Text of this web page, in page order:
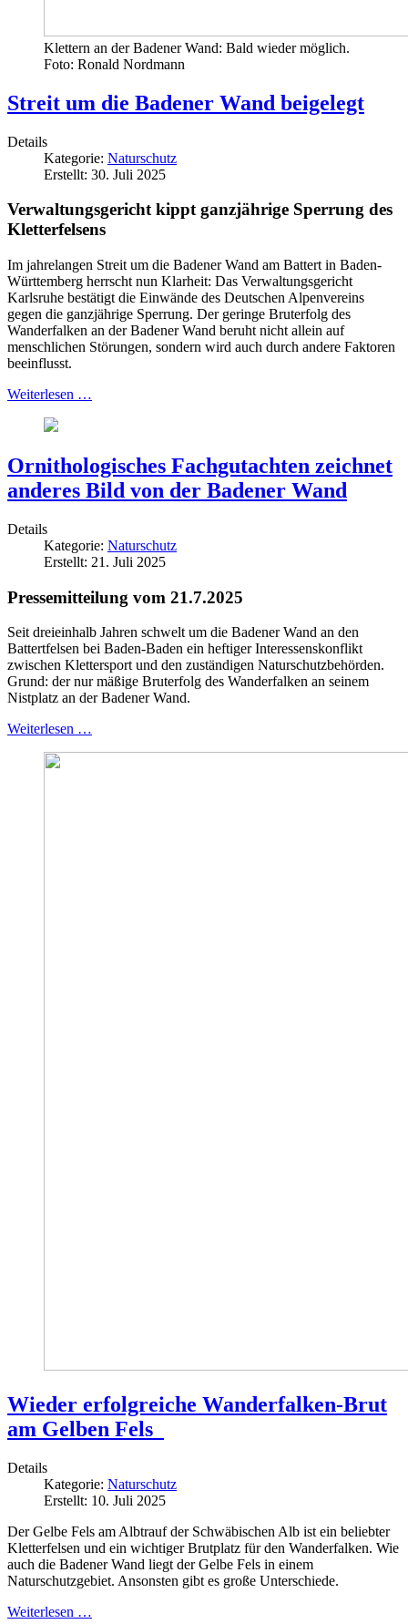
Klettern an der Badener Wand: Bald wieder möglich.
Foto: Ronald Nordmann
Streit um die Badener Wand beigelegt
Details
Kategorie: Naturschutz
Erstellt: 30. Juli 2025
Verwaltungsgericht kippt ganzjährige Sperrung des
Kletterfelsens
Im jahrelangen Streit um die Badener Wand am Battert in Baden-
Württemberg herrscht nun Klarheit: Das Verwaltungsgericht
Karlsruhe bestätigt die Einwände des Deutschen Alpenvereins
gegen die ganzjährige Sperrung. Der geringe Bruterfolg des
Wanderfalken an der Badener Wand beruht nicht allein auf
menschlichen Störungen, sondern wird auch durch andere Faktoren
beeinflusst.
Weiterlesen …
Ornithologisches Fachgutachten zeichnet
anderes Bild von der Badener Wand
Details
Kategorie: Naturschutz
Erstellt: 21. Juli 2025
Pressemitteilung vom 21.7.2025
Seit dreieinhalb Jahren schwelt um die Badener Wand an den
Battertfelsen bei Baden-Baden ein heftiger Interessenskonflikt
zwischen Klettersport und den zuständigen Naturschutzbehörden.
Grund: der nur mäßige Bruterfolg des Wanderfalken an seinem
Nistplatz an der Badener Wand.
Weiterlesen …
Wieder erfolgreiche Wanderfalken-Brut
am Gelben Fels
Details
Kategorie: Naturschutz
Erstellt: 10. Juli 2025
Der Gelbe Fels am Albtrauf der Schwäbischen Alb ist ein beliebter
Kletterfelsen und ein wichtiger Brutplatz für den Wanderfalken. Wie
auch die Badener Wand liegt der Gelbe Fels in einem
Naturschutzgebiet. Ansonsten gibt es große Unterschiede.
Weiterlesen …